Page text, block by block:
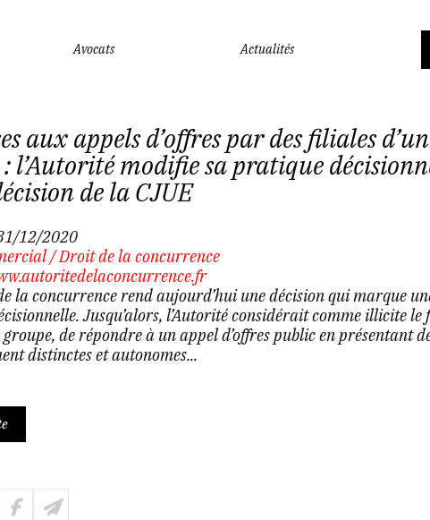
Avocats Actualités
aux appels d’offres par des filiales
l’Autorité modifie sa pratique
de la CJUE
12/2020
/Droit de la concurrence
la concurrence rend aujourd’hui une décision qui marque
Jusqu’alors, l’Autorité considérait comme illicite
groupe, de répondre à un appel d’offres public en présentant
distinctes et autonomes...